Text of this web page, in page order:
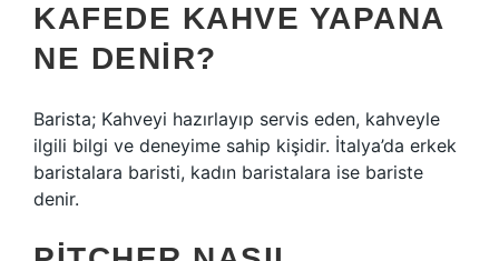
KAFEDE KAHVE YAPANA
NE DENIR?
Barista; Kahveyi hazırlayıp servis eden, kahveyle
ilgili bilgi ve deneyime sahip kişidir. İtalya’da erkek
baristalara baristi, kadın baristalara ise bariste
denir.